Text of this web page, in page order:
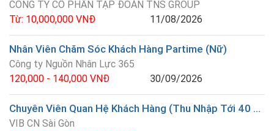
CÔNG TY CỔ PHẦN TẬP ĐOÀN TNS GROUP
Từ: 10,000,000 VNĐ
11/08/2026
Nhân Viên Chăm Sóc Khách Hàng Partime (Nữ)
Công ty Nguồn Nhân Lực 365
120,000 - 140,000 VNĐ
30/09/2026
Chuyên Viên Quan Hệ Khách Hàng (Thu Nhập Tới 40 Triệu)
VIB CN Sài Gòn